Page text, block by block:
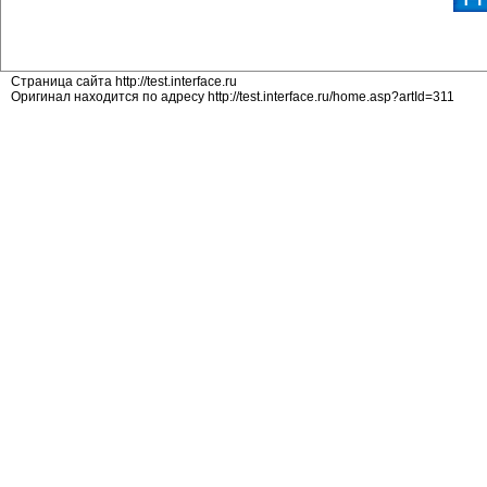
Страница сайта http://test.interface.ru
Оригинал находится по адресу http://test.interface.ru/home.asp?artId=311